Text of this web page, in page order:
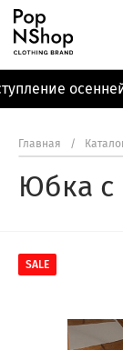
Главная /
Юбка с
SALE